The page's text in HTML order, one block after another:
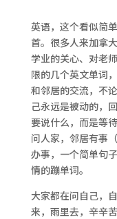
英语，这个看似简
首。很多人来加拿
学业的关心、对老
限的几个英文单词
和邻居的交流，不
己永远是被动的，
要说什么，而是等
问人家，邻居有事
办事，一个简单句
情的蹦单词。
大家都在问自己，
来，雨里去，辛辛